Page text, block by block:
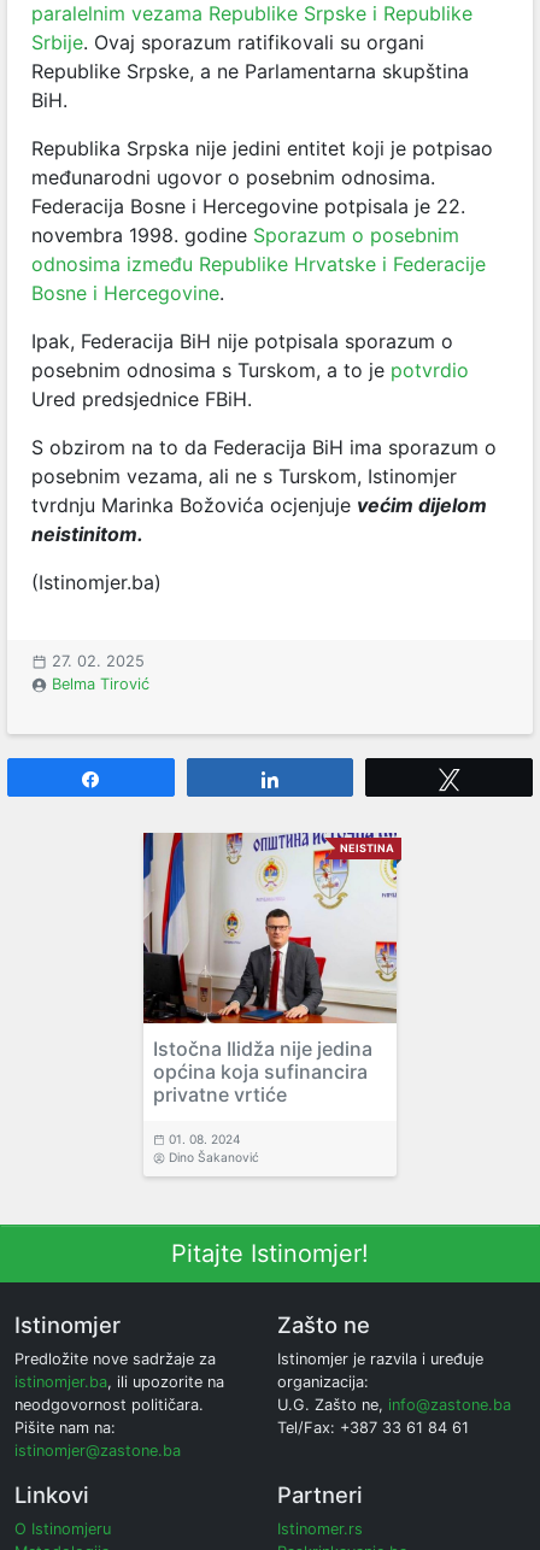
paralelnim vezama Republike Srpske i Republike
Srbije. Ovaj sporazum ratifikovali su organi
Republike Srpske, a ne Parlamentarna skupština
BiH.
Republika Srpska nije jedini entitet koji je potpisao
međunarodni ugovor o posebnim odnosima.
Federacija Bosne i Hercegovine potpisala je 22.
novembra 1998. godine Sporazum o posebnim
odnosima između Republike Hrvatske i Federacije
Bosne i Hercegovine.
Ipak, Federacija BiH nije potpisala sporazum o
posebnim odnosima s Turskom, a to je potvrdio
Ured predsjednice FBiH.
S obzirom na to da Federacija BiH ima sporazum o
posebnim vezama, ali ne s Turskom, Istinomjer
tvrdnju Marinka Božovića ocjenjuje većim dijelom
neistinitom.
(Istinomjer.ba)
27. 02. 2025
Belma Tirović
NEISTINA
Istočna Ilidža nije jedina
općina koja sufinancira
privatne vrtiće
01. 08. 2024
Dino Šakanović
Pitajte Istinomjer!
Istinomjer
Predložite nove sadržaje za
istinomjer.ba, ili upozorite na
neodgovornost političara.
Pišite nam na:
istinomjer@zastone.ba
Zašto ne
Istinomjer je razvila i uređuje
organizacija:
U.G. Zašto ne, info@zastone.ba
Tel/Fax: +387 33 61 84 61
Linkovi
O Istinomjeru
Partneri
Istinomer.rs